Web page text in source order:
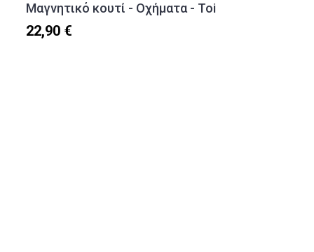
Μαγνητικό κουτί - Οχήματα - Toi
22,90 €